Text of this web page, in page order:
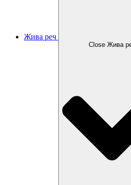
Жива реч
Close Жива